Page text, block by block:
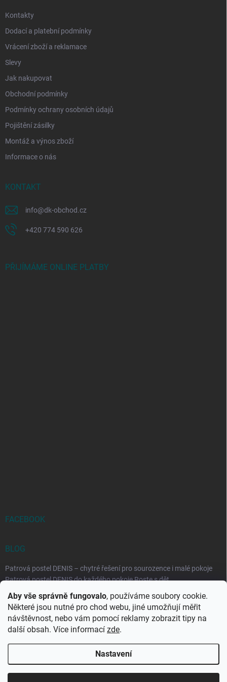
Aby vše správně fungovalo, používáme soubory cookie.
Některé jsou nutné pro chod webu, jiné umožňují měřit
návštěvnost, nebo vám pomocí reklamy zobrazit tipy na
další obsah. Více informací zde.
Nastavení
Kontakty
Dodací a platební podmínky
Vrácení zboží a reklamace
Slevy
Jak nakupovat
Obchodní podmínky
Podmínky ochrany osobních údajů
Pojištění zásilky
Montáž a výnos zboží
Informace o nás
KONTAKT
info@dk-obchod.cz
+420 774 590 626
PŘIJÍMÁME ONLINE PLATBY
FACEBOOK
BLOG
Patrová postel DENIS – chytré řešení pro sourozence i malé pokoje
Patrová postel DENIS do každého pokoje Roste s dět...
Rozkládací postele RELAX – ideální řešení pro malé prostory i
každodenní spaní
Rozkládací postel, která se přizpůsobí vašemu živo...
Copyright 2026DK-obchod.cz. Všechna práva vyhrazena.Upravit